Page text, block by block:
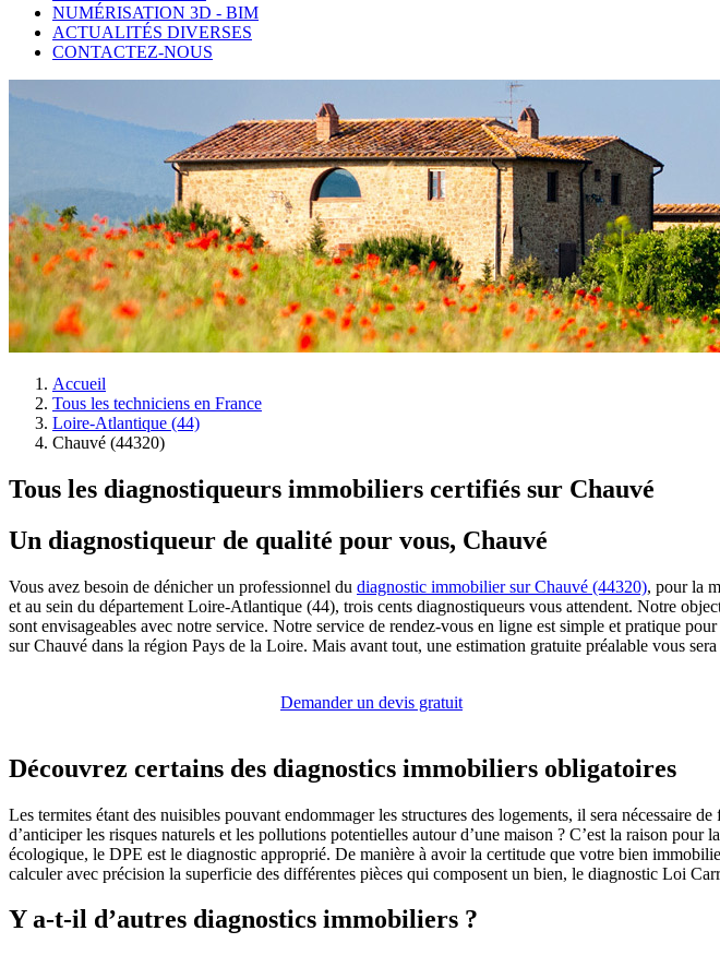
NUMÉRISATION 3D - BIM
ACTUALITÉS DIVERSES
CONTACTEZ-NOUS
Accueil
Tous les techniciens en France
Loire-Atlantique (44)
Chauvé (44320)
Tous les diagnostiqueurs immobiliers certifiés sur Chauvé
Un diagnostiqueur de qualité pour vous, Chauvé
Vous avez besoin de dénicher un professionnel du diagnostic immobilier sur Chauvé (44320), pour la
et au sein du département Loire-Atlantique (44), trois cents diagnostiqueurs vous attendent. Notre
sont envisageables avec notre service. Notre service de rendez-vous en ligne est simple et pratique
sur Chauvé dans la région Pays de la Loire. Mais avant tout, une estimation gratuite préalable vous
Demander un devis gratuit
Découvrez certains des diagnostics immobiliers obligatoires
Les termites étant des nuisibles pouvant endommager les structures des logements, il sera nécessaire
d’anticiper les risques naturels et les pollutions potentielles autour d’une maison ? C’est la raison
écologique, le DPE est le diagnostic approprié. De manière à avoir la certitude que votre bien
calculer avec précision la superficie des différentes pièces qui composent un bien, le diagnostic Loi
Y a-t-il d’autres diagnostics immobiliers ?